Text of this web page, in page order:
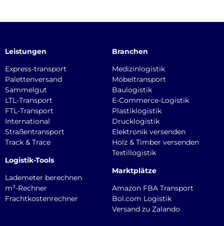
Leistungen
Express-transport
Palettenversand
Sammelgut
LTL-Transport
FTL-Transport
International
Straßentransport
Track & Trace
Logistik-Tools
Lademeter berechnen
m³-Rechner
Frachtkostenrechner
Branchen
Medizinlogistik
Möbeltransport
Baulogistik
E-Commerce-Logistik
Plastiklogistik
Drucklogistik
Elektronik versenden
Holz & Timber versenden
Textillogistik
Marktplätze
Amazon FBA Transport
Bol.com Logistik
Versand zu Zalando